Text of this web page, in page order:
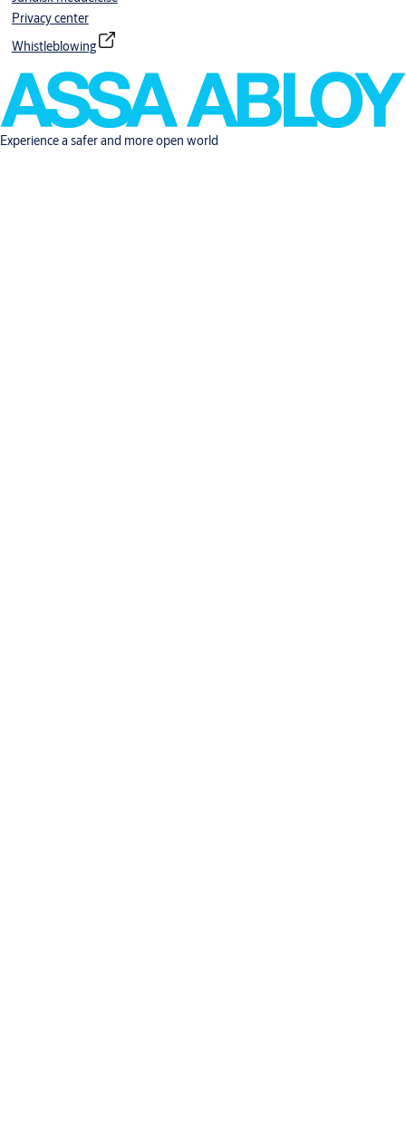
Privacy center
Whistleblowing
Experience a safer and more open world